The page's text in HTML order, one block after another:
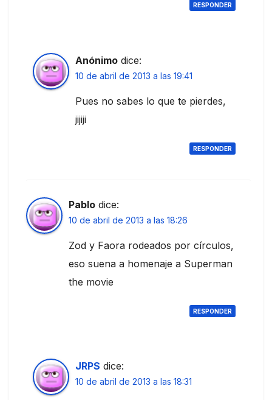
RESPONDER
Anónimo dice:
10 de abril de 2013 a las 19:41
Pues no sabes lo que te pierdes,
jijiji
RESPONDER
Pablo dice:
10 de abril de 2013 a las 18:26
Zod y Faora rodeados por círculos,
eso suena a homenaje a Superman
the movie
RESPONDER
JRPS dice:
10 de abril de 2013 a las 18:31